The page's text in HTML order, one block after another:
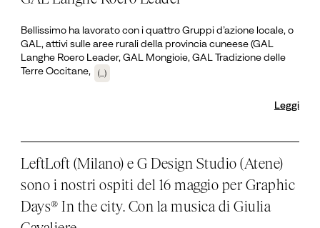
Bellissimo ha lavorato con i quattro Gruppi d’azione locale, o
GAL, attivi sulle aree rurali della provincia cuneese (GAL
Langhe Roero Leader, GAL Mongioie, GAL Tradizione delle
Terre Occitane,
(...)
Leggi
LeftLoft (Milano) e G Design Studio (Atene)
sono i nostri ospiti del 16 maggio per Graphic
Days® In the city. Con la musica di Giulia